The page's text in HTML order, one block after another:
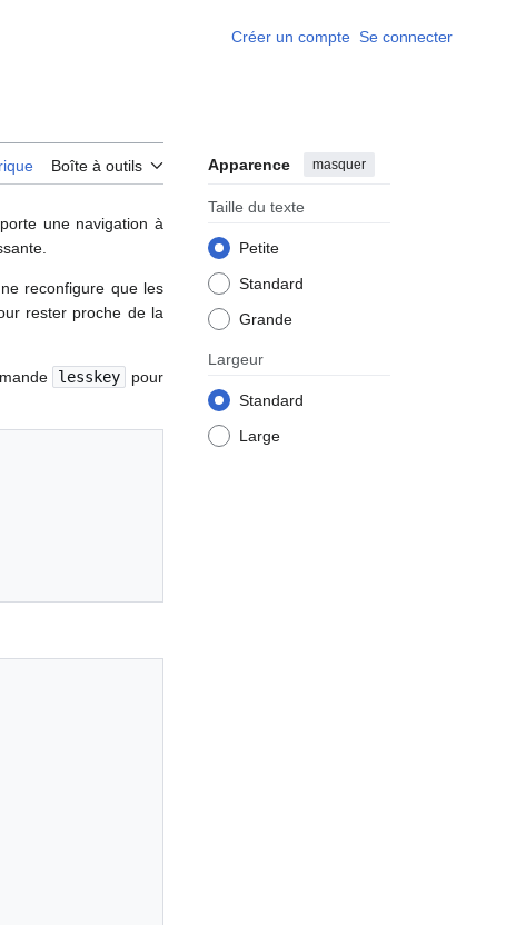
Créer un compte Se connecter
Boîte à outils Apparence masquer
Taille du texte
Petite
Standard
Grande
Largeur
Standard
Large
une navigation à
reconfigure que les
rester proche de la
lesskey
pour